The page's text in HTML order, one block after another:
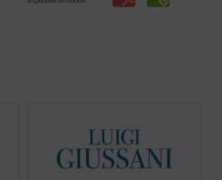
pronunciadas por don Luigi Giussani --y los
diálogos a que dieron lugar las mismas--
durante los tres primeros Ejercicios
espirituales de la Fraternidad de Comunión